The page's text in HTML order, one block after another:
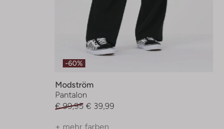
-60%
Modström
Pantalon
€ 99,95 € 39,99
+ mehr farben